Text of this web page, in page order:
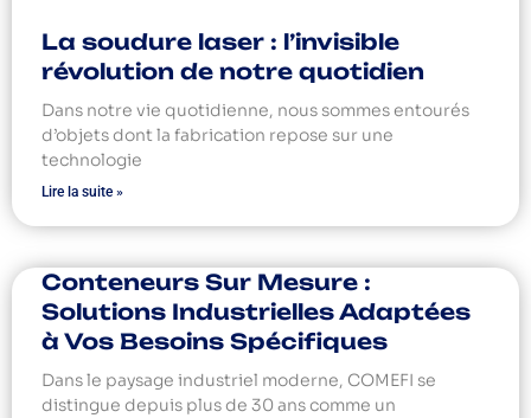
La soudure laser : l’invisible
révolution de notre quotidien
Dans notre vie quotidienne, nous sommes entourés
d’objets dont la fabrication repose sur une
technologie
Lire la suite »
Conteneurs Sur Mesure :
Solutions Industrielles Adaptées
à Vos Besoins Spécifiques
Dans le paysage industriel moderne, COMEFI se
distingue depuis plus de 30 ans comme un